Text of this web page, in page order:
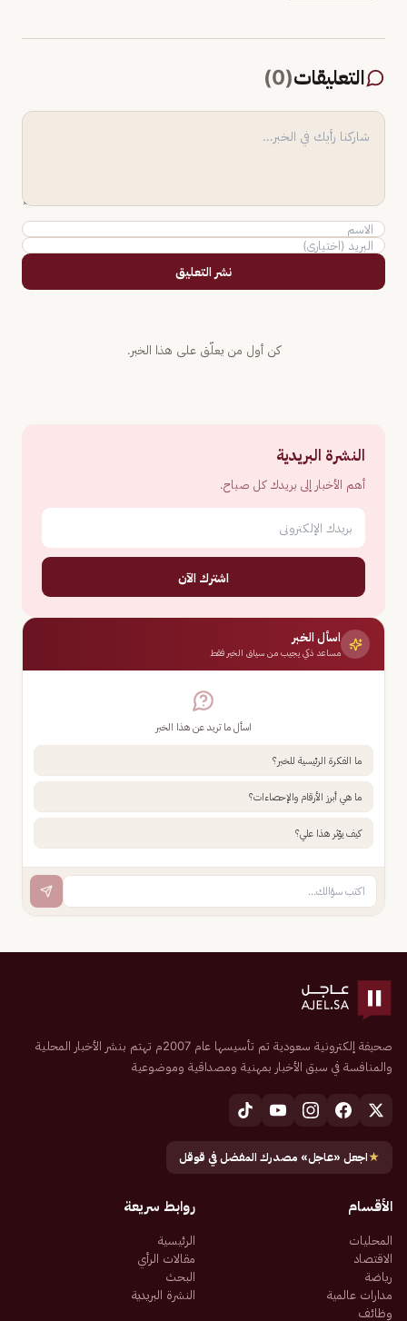
التعليقات(
0
)
نشر التعليق
كن أول من يعلّق على هذا الخبر.
النشرة البريدية
أهم الأخبار إلى بريدك كل صباح.
اشترك الآن
اسأل الخبر
مساعد ذكي يجيب من سياق الخبر فقط
اسأل ما تريد عن هذا الخبر
ما الفكرة الرئيسية للخبر؟
ما هي أبرز الأرقام والإحصاءات؟
كيف يؤثر هذا علي؟
صحيفة إلكترونية سعودية تم تأسيسها عام 2007م تهتم بنشر الأخبار المحلية
والمنافسة في سبق الأخبار بمهنية ومصداقية وموضوعية
★اجعل «عاجل» مصدرك المفضل في قوقل
الأقسام
المحليات
الاقتصاد
رياضة
مدارات عالمية
وظائف
روابط سريعة
الرئيسية
مقالات الرأي
البحث
النشرة البريدية